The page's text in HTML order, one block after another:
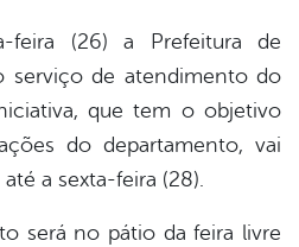
feira (26) a Prefeitura de
serviço de atendimento do
que tem o objetivo
do departamento, vai
a sexta-feira (28).
será no pátio da feira livre